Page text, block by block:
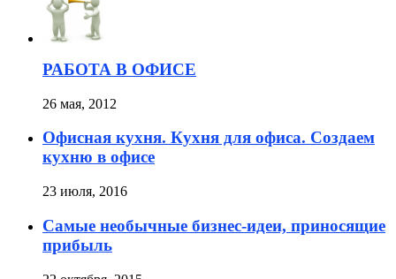
РАБОТА В ОФИСЕ
26 мая, 2012
Офисная кухня. Кухня для офиса. Создаем
кухню в офисе
23 июля, 2016
Самые необычные бизнес-идеи, приносящие
прибыль